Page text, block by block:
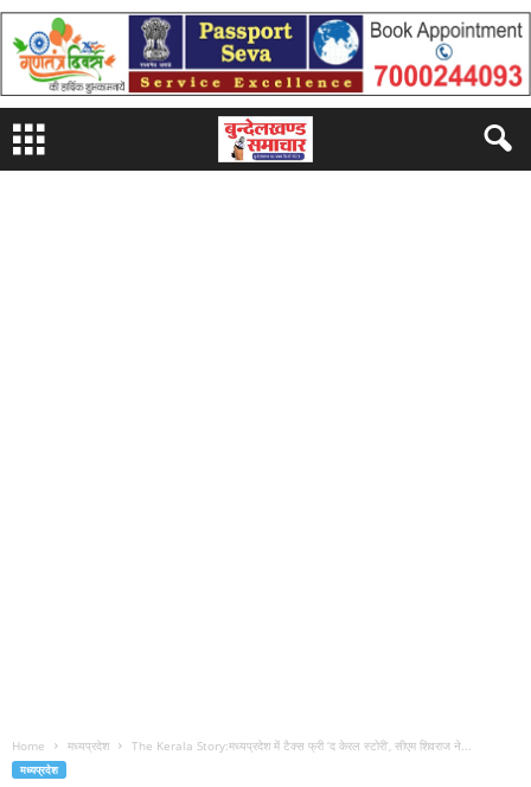
Home मध्यप्रदेश The Kerala Story:मध्यप्रदेश में टैक्स फ्री ‘द केरल स्टोरी’, सीएम शिवराज ने...
मध्यप्रदेश